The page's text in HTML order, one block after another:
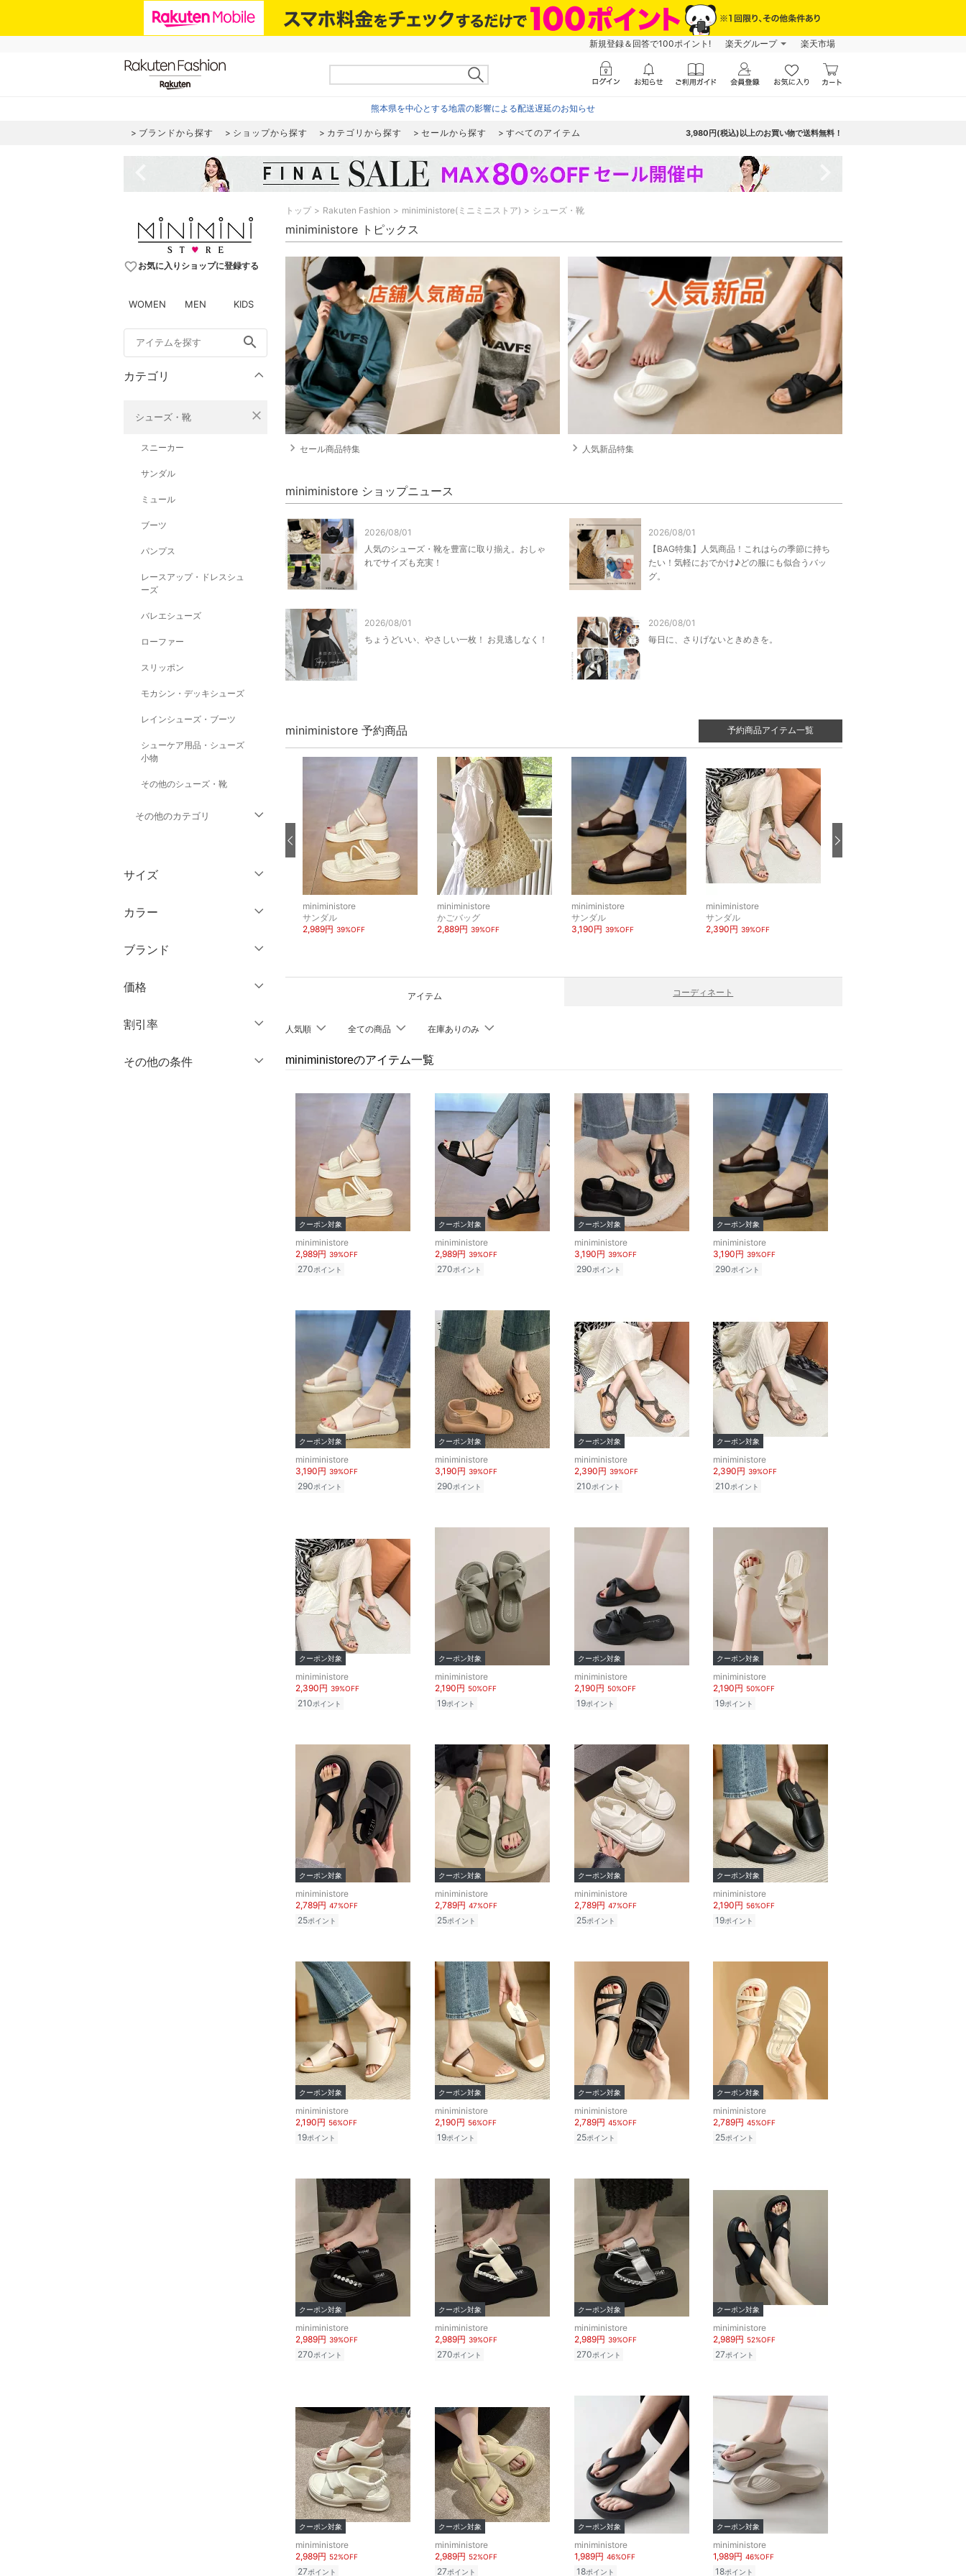
新規登録＆回答で100ポイント! 楽天グループ 楽天市場
熊本県を中心とする地震の影響による配送遅延のお知らせ
ブランドから探す ショップから探す カテゴリから探す セールから探す すべてのアイテム 3,980円(税込)以上のお買い物で送料無料！
favorite_borderお気に入りショップに登録する
WOMEN MEN KIDS
search
カテゴリ
シューズ・靴 close
スニーカー
サンダル
ミュール
ブーツ
パンプス
レースアップ・ドレスシュ
ーズ
バレエシューズ
ローファー
スリッポン
モカシン・デッキシューズ
レインシューズ・ブーツ
シューケア用品・シューズ
小物
その他のシューズ・靴
その他のカテゴリ
ジャケット・アウター
パンツ
ワンピース・ドレス
スカート
オールインワン・オーバ
ーオール
バッグ
サイズ
10
11
14
カラー
クリア
ブランド
価格
絞り込み
割引率
％OFF～ ％OFF
その他の条件
トップ Rakuten Fashion miniministore(ミニミニストア) シューズ・靴
miniministore トピックス
navigate_next セール商品特集 navigate_next 人気新品特集
miniministore ショップニュース
2026/08/01
人気のシューズ・靴を豊富に取り揃え。おしゃ
れでサイズも充実！
2026/08/01
【BAG特集】人気商品！これはらの季節に持ち
たい！気軽におでかけ♪どの服にも似合うバッ
グ。
2026/08/01
ちょうどいい、やさしい一枚！ お見逃しなく！
2026/08/01
毎日に、さりげないときめきを。
miniministore 予約商品 予約商品アイテム一覧
miniministore
サンダル
2,989円 39%OFF
miniministore
かごバッグ
2,889円 39%OFF
miniministore
サンダル
3,190円 39%OFF
miniministore
サンダル
2,390円 39%OFF
アイテム コーディネート
人気順 全ての商品 在庫ありのみ
miniministoreのアイテム一覧
クーポン対象
miniministore
2,989円 39%OFF
270ポイント
クーポン対象
miniministore
2,989円 39%OFF
270ポイント
クーポン対象
miniministore
3,190円 39%OFF
290ポイント
クーポン対象
miniministore
3,190円 39%OFF
290ポイント
クーポン対象
miniministore
3,190円 39%OFF
290ポイント
クーポン対象
miniministore
3,190円 39%OFF
290ポイント
クーポン対象
miniministore
2,390円 39%OFF
210ポイント
クーポン対象
miniministore
2,390円 39%OFF
210ポイント
クーポン対象
miniministore
2,390円 39%OFF
210ポイント
クーポン対象
miniministore
2,190円 50%OFF
19ポイント
クーポン対象
miniministore
2,190円 50%OFF
19ポイント
クーポン対象
miniministore
2,190円 50%OFF
19ポイント
クーポン対象
miniministore
2,789円 47%OFF
25ポイント
クーポン対象
miniministore
2,789円 47%OFF
25ポイント
クーポン対象
miniministore
2,789円 47%OFF
25ポイント
クーポン対象
miniministore
2,190円 56%OFF
19ポイント
クーポン対象
miniministore
2,190円 56%OFF
19ポイント
クーポン対象
miniministore
2,190円 56%OFF
19ポイント
クーポン対象
miniministore
2,789円 45%OFF
25ポイント
クーポン対象
miniministore
2,789円 45%OFF
25ポイント
クーポン対象
miniministore
2,989円 39%OFF
270ポイント
クーポン対象
miniministore
2,989円 39%OFF
270ポイント
クーポン対象
miniministore
2,989円 39%OFF
270ポイント
クーポン対象
miniministore
2,989円 52%OFF
27ポイント
クーポン対象
miniministore
2,989円 52%OFF
27ポイント
クーポン対象
miniministore
2,989円 52%OFF
27ポイント
クーポン対象
miniministore
1,989円 46%OFF
18ポイント
クーポン対象
miniministore
1,989円 46%OFF
18ポイント